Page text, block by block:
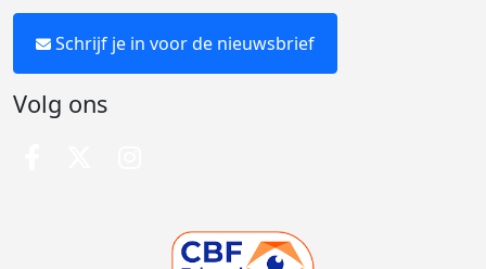
Schrijf je in voor de nieuwsbrief
Volg ons